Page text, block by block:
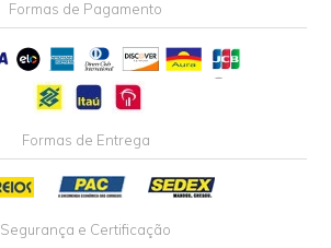
Formas de Pagamento
Formas de Entrega
Segurança e Certificação